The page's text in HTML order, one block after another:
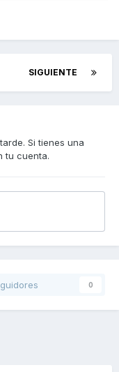
SIGUIENTE
Si tienes una
tu cuenta.
0